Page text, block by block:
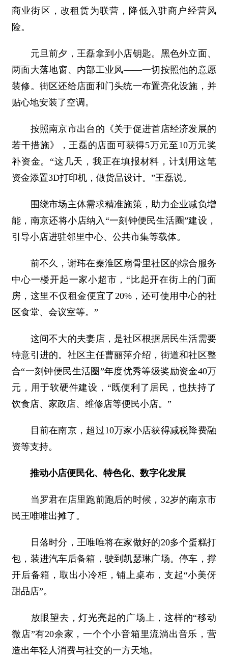
商业街区，改租赁为联营，降低入驻商户经营风
险。
元旦前夕，王磊拿到小店钥匙。黑色外立面、
两面大落地窗、内部工业风——一切按照他的意愿
装修。街区还给店面和门头统一布置亮化设施，并
贴心地安装了空调。
按照南京市出台的《关于促进首店经济发展的
若干措施》，王磊的店面可获得5万元至10万元奖
补资金。“这几天，我正在填报材料，计划用这笔
资金添置3D打印机，做货品设计。”王磊说。
围绕市场主体需求精准施策，助力企业减负增
能，南京还将小店纳入“一刻钟便民生活圈”建设，
引导小店进驻邻里中心、公共市集等载体。
前不久，谢玮在秦淮区扇骨里社区的综合服务
中心一楼开起一家小超市，“比起开在街上的门面
房，这里不仅租金便宜了20%，还可使用中心的社
区食堂、会议室等。”
这间不大的夫妻店，是社区根据居民生活需要
特意引进的。社区主任曹丽萍介绍，街道和社区整
合“一刻钟便民生活圈”年度优秀等级奖励资金40万
元，用于软硬件建设，“既便利了居民，也扶持了
饮食店、家政店、维修店等便民小店。”
目前在南京，超过10万家小店获得减税降费融
资等支持。
推动小店便民化、特色化、数字化发展
当罗君在店里跑前跑后的时候，32岁的南京市
民王唯唯出摊了。
日落时分，王唯唯将在家做好的20多个蛋糕打
包，装进汽车后备箱，驶到凯瑟琳广场。停车，撑
开后备箱，取出小冷柜，铺上桌布，支起“小美伢
甜品店”。
放眼望去，灯光亮起的广场上，这样的“移动
微店”有20余家，一个个小音箱里流淌出音乐，营
造出年轻人消费与社交的一方天地。